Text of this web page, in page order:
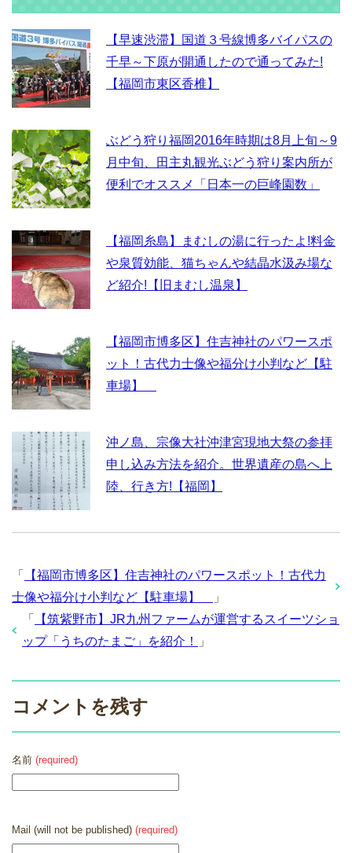
【早速渋滞】国道３号線博多バイパスの
千早～下原が開通したので通ってみた!
【福岡市東区香椎】
ぶどう狩り福岡2016年時期は8月上旬～9
月中旬、田主丸観光ぶどう狩り案内所が
便利でオススメ「日本一の巨峰園数」
【福岡糸島】まむしの湯に行ったよ!料金
や泉質効能、猫ちゃんや結晶水汲み場な
ど紹介!【旧まむし温泉】
【福岡市博多区】住吉神社のパワースポ
ット！古代力士像や福分け小判など【駐
車場】
沖ノ島、宗像大社沖津宮現地大祭の参拝
申し込み方法を紹介。世界遺産の島へ上
陸、行き方!【福岡】
「
【福岡市博多区】住吉神社のパワースポット！古代力
士像や福分け小判など【駐車場】
」
「
【筑紫野市】JR九州ファームが運営するスイーツショ
ップ「うちのたまご」を紹介！
」
コメントを残す
名前 (required)
Mail (will not be published) (required)